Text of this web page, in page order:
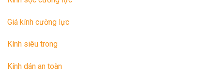
Giá kính cường lực
Kính siêu trong
Kính dán an toàn